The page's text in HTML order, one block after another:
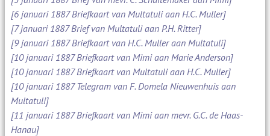
[6 januari 1887 Briefkaart van Multatuli aan H.C. Muller]
[7 januari 1887 Brief van Multatuli aan P.H. Ritter]
[9 januari 1887 Briefkaart van H.C. Muller aan Multatuli]
[10 januari 1887 Briefkaart van Mimi aan Marie Anderson]
[10 januari 1887 Briefkaart van Multatuli aan H.C. Muller]
[10 januari 1887 Telegram van F. Domela Nieuwenhuis aan
Multatuli]
[11 januari 1887 Briefkaart van Mimi aan mevr. G.C. de Haas-
Hanau]